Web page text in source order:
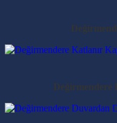
Değirmendere